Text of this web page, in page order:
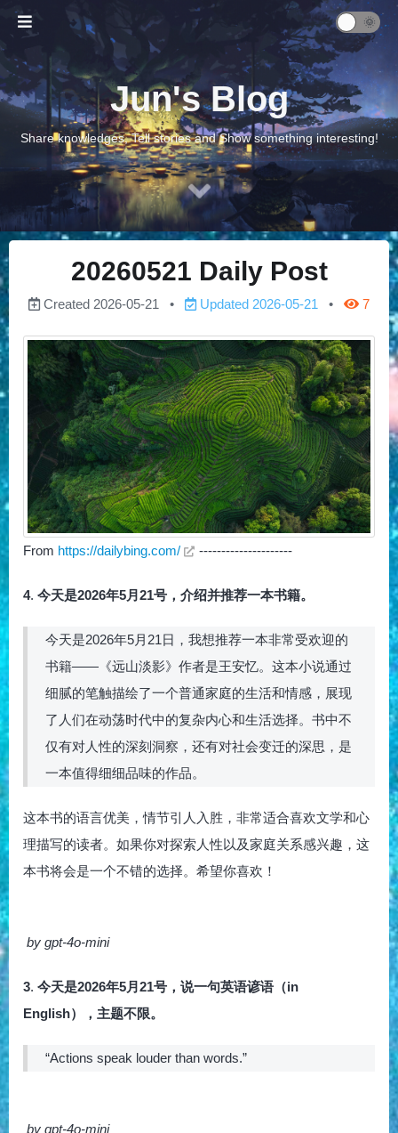
Jun's Blog
Share knowledges, Tell stories and Show something interesting!
20260521 Daily Post
Created 2026-05-21 Updated 2026-05-21 7
From https://dailybing.com/ ---------------------
4. 今天是2026年5月21号，介绍并推荐一本书籍。
今天是2026年5月21日，我想推荐一本非常受欢迎的
书籍——《远山淡影》作者是王安忆。这本小说通过
细腻的笔触描绘了一个普通家庭的生活和情感，展现
了人们在动荡时代中的复杂内心和生活选择。书中不
仅有对人性的深刻洞察，还有对社会变迁的深思，是
一本值得细细品味的作品。
这本书的语言优美，情节引人入胜，非常适合喜欢文学和心
理描写的读者。如果你对探索人性以及家庭关系感兴趣，这
本书将会是一个不错的选择。希望你喜欢！
by gpt-4o-mini
3. 今天是2026年5月21号，说一句英语谚语（in
English），主题不限。
“Actions speak louder than words.”
by gpt-4o-mini